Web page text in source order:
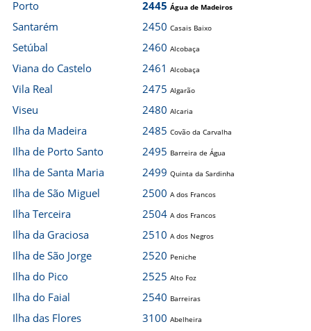
Porto
Santarém
Setúbal
Viana do Castelo
Vila Real
Viseu
Ilha da Madeira
Ilha de Porto Santo
Ilha de Santa Maria
Ilha de São Miguel
Ilha Terceira
Ilha da Graciosa
Ilha de São Jorge
Ilha do Pico
Ilha do Faial
Ilha das Flores
2445 Água de Madeiros
2450 Casais Baixo
2460 Alcobaça
2461 Alcobaça
2475 Algarão
2480 Alcaria
2485 Covão da Carvalha
2495 Barreira de Água
2499 Quinta da Sardinha
2500 A dos Francos
2504 A dos Francos
2510 A dos Negros
2520 Peniche
2525 Alto Foz
2540 Barreiras
3100 Abelheira